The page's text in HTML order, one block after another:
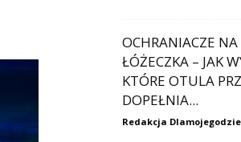
OCHRANIACZE NA
ŁÓŻECZKA – JAK
KTÓRE OTULA
DOPEŁNIA...
Redakcja